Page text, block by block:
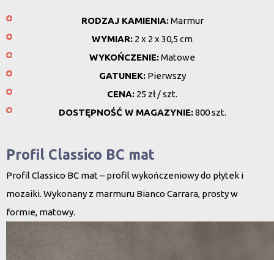
RODZAJ KAMIENIA:Marmur
WYMIAR: 2 x 2 x 30,5 cm
WYKOŃCZENIE:Matowe
GATUNEK:Pierwszy
CENA: 25 zł / szt.
DOSTĘPNOŚĆ W MAGAZYNIE:800 szt.
Profil Classico BC mat
Profil Classico BC mat – profil wykończeniowy do płytek i
mozaiki. Wykonany z marmuru Bianco Carrara, prosty w
formie, matowy.